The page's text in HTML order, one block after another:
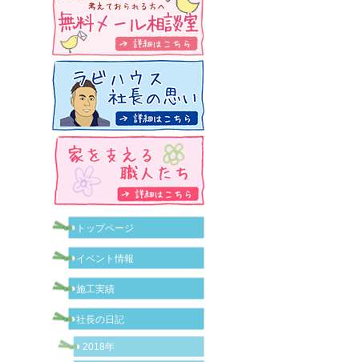
トップページ
イベント情報
施工実績
社長の日記
2018年